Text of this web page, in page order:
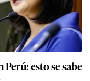
esto se sabe